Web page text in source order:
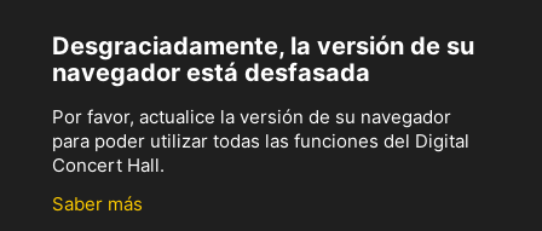
Desgraciadamente, la versión de su
navegador está desfasada
Por favor, actualice la versión de su navegador
para poder utilizar todas las funciones del Digital
Concert Hall.
Saber más